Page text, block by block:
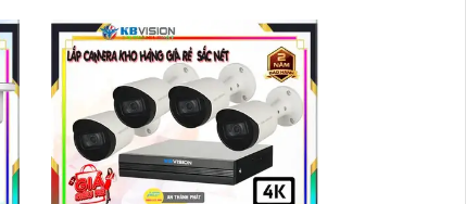
phân giải 2K, đáp ứng mọi nhu cầu
giám sát hiệu quả